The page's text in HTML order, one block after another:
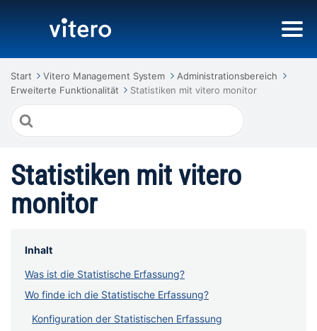
Start Vitero Management System
Administrationsbereich
Erweiterte Funktionalität
Statistiken mit vitero monitor
Suche
nach
Statistiken mit vitero
monitor
Inhalt
Was ist die Statistische Erfassung?
Wo finde ich die Statistische Erfassung?
Konfiguration der Statistischen Erfassung